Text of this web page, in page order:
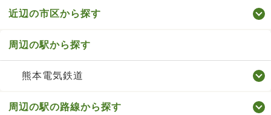
近辺の市区から探す
周辺の駅から探す
熊本電気鉄道
周辺の駅の路線から探す